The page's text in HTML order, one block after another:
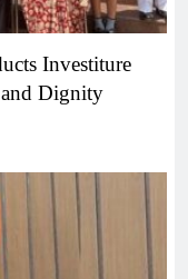
Investiture
Dignity